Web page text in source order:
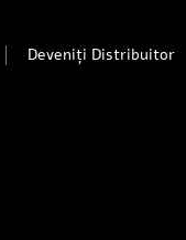
Deveniți Distribuitor